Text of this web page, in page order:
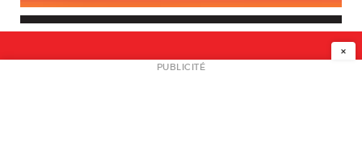
NEWSLETTER
×
PUBLICITÉ